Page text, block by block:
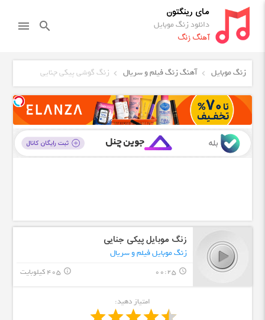
مای رینگتون
دانلود زنگ موبایل
آهنگ زنگ
search
menu
زنگ موبایل آهنگ زنگ فیلم و سریال زنگ گوشی پیکی جنایی
زنگ موبایل پیکی جنایی
زنگ موبایل فیلم و سریال
query_builder
00:25 405 کیلوبایت info_outline
امتیاز دهید: